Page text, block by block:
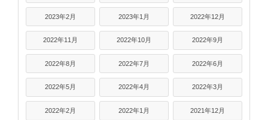
2023年2月 2023年1月 2022年12月
2022年11月 2022年10月 2022年9月
2022年8月 2022年7月 2022年6月
2022年5月 2022年4月 2022年3月
2022年2月 2022年1月 2021年12月